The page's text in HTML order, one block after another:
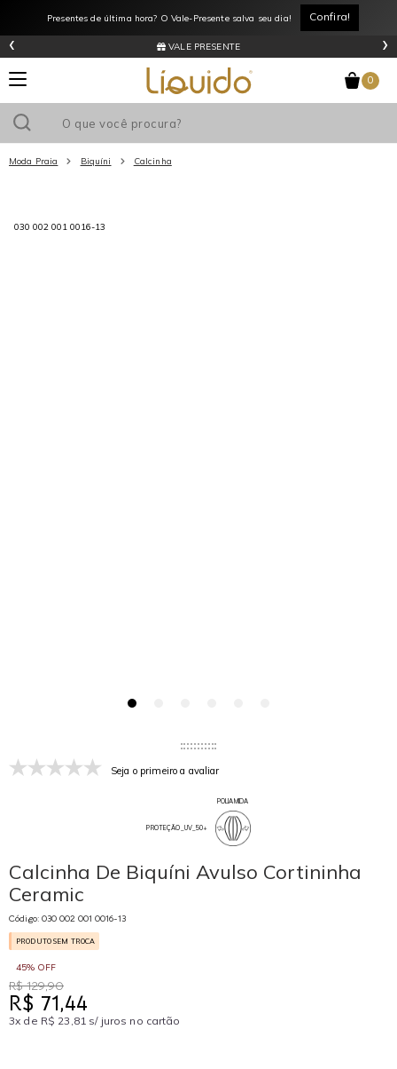
Presentes de última hora? O Vale-Presente salva seu dia! Confira!
VALE PRESENTE
‹ ›
0
Moda Praia Biquíni Calcinha
030 002 001 0016-13
Seja o primeiro a avaliar
PROTEÇÃO_UV_50+
POLIAMIDA
Calcinha De Biquíni Avulso Cortininha
Ceramic
Código: 030 002 001 0016-13
PRODUTO SEM TROCA
45% OFF
R$ 129,90
R$ 71,44
3x de R$ 23,81 s/ juros no cartão